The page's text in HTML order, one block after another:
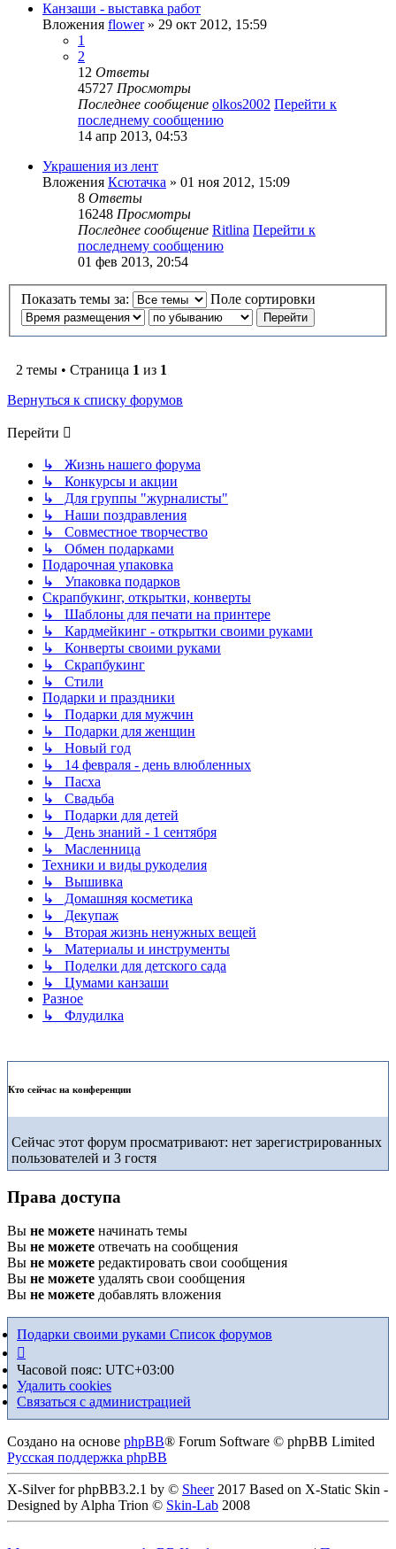
Канзаши - выставка работ
Вложения flower» 29 окт 2012, 15:59
1
2
12 Ответы
45727 Просмотры
Последнее сообщение olkos2002 Перейти к
последнему сообщению
14 апр 2013, 04:53
Украшения из лент
Вложения Ксютачка » 01 ноя 2012, 15:09
8 Ответы
16248 Просмотры
Последнее сообщение Ritlina Перейти к
последнему сообщению
01 фев 2013, 20:54
Показать темы за: Поле сортировки
2 темы • Страница 1 из 1
Вернуться к списку форумов
Перейти
↳ Жизнь нашего форума
↳ Конкурсы и акции
↳ Для группы "журналисты"
↳ Наши поздравления
↳ Совместное творчество
↳ Обмен подарками
Подарочная упаковка
↳ Упаковка подарков
Скрапбукинг, открытки, конверты
↳ Шаблоны для печати на принтере
↳ Кардмейкинг - открытки своими руками
↳ Конверты своими руками
↳ Скрапбукинг
↳ Стили
Подарки и праздники
↳ Подарки для мужчин
↳ Подарки для женщин
↳ Новый год
↳ 14 февраля - день влюбленных
↳ Пасха
↳ Свадьба
↳ Подарки для детей
↳ День знаний - 1 сентября
↳ Масленница
Техники и виды рукоделия
↳ Вышивка
↳ Домашняя косметика
↳ Декупаж
↳ Вторая жизнь ненужных вещей
↳ Материалы и инструменты
↳ Поделки для детского сада
↳ Цумами канзаши
Разное
↳ Флудилка
Кто сейчас на конференции
Сейчас этот форум просматривают: нет зарегистрированных
пользователей и 3 гостя
Права доступа
Вы не можете начинать темы
Вы не можете отвечать на сообщения
Вы не можете редактировать свои сообщения
Вы не можете удалять свои сообщения
Вы не можете добавлять вложения
Подарки своими руками Список форумов
Часовой пояс: UTC+03:00
Удалить cookies
Связаться с администрацией
Создано на основе phpBB® Forum Software © phpBB Limited
Русская поддержка phpBB
X-Silver for phpBB3.2.1 by © Sheer2017 Based on X-Static Skin -
Designed by Alpha Trion © Skin-Lab 2008